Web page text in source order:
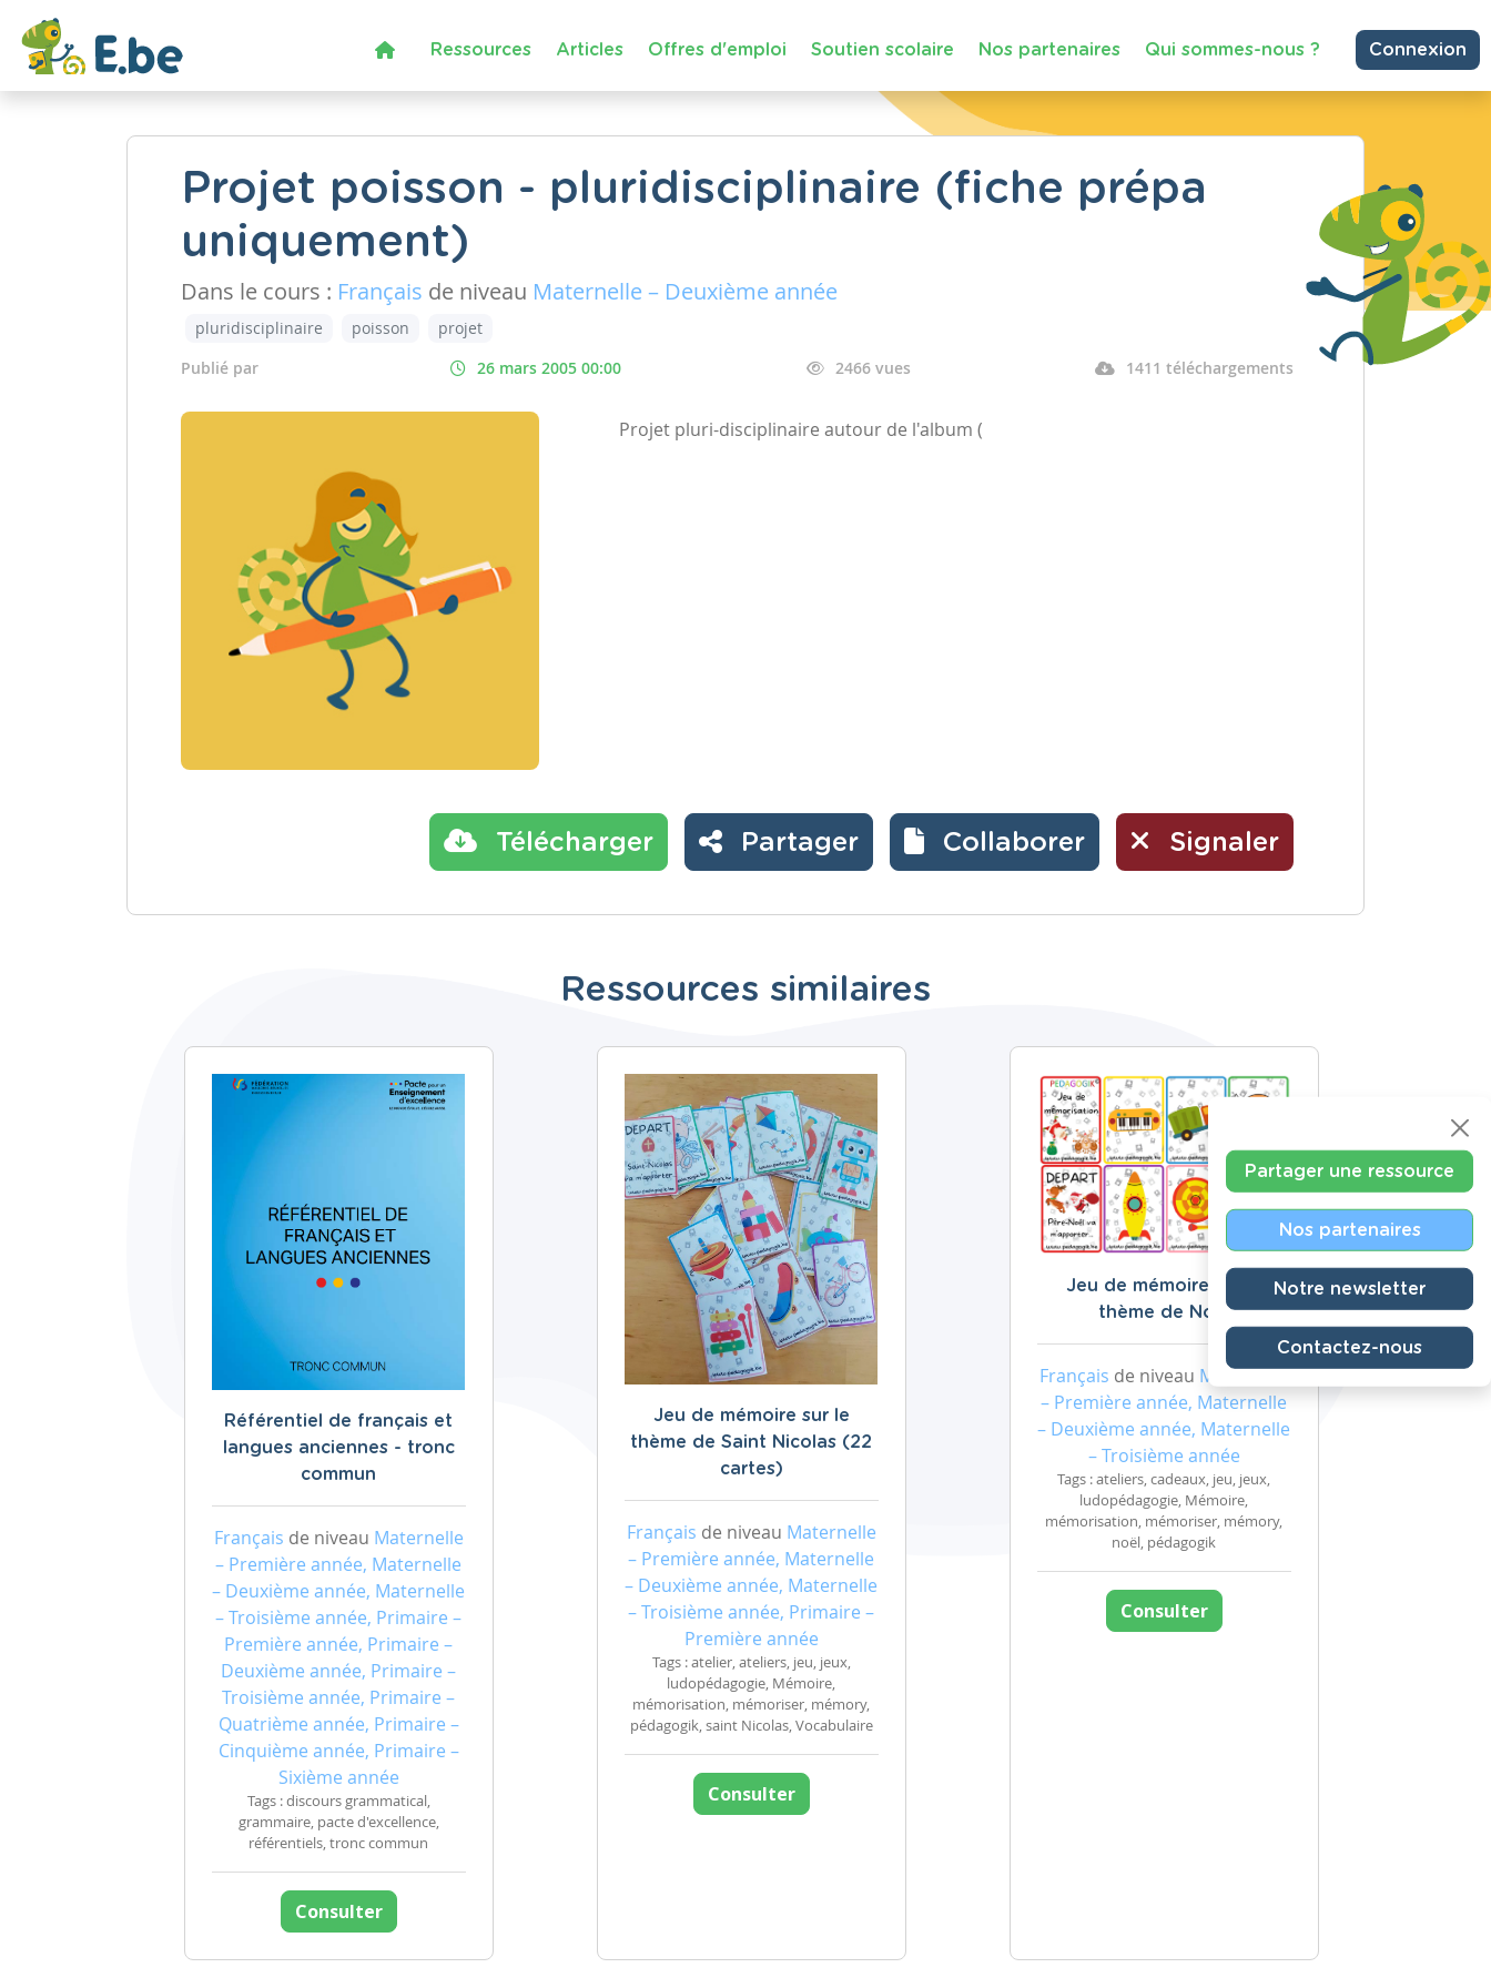
Ressources Articles Offres d'emploi Soutien scolaire Nos partenaires Qui sommes-nous ? Connexion
Projet poisson - pluridisciplinaire (fiche prépa
uniquement)
Dans le cours : Français de niveau Maternelle – Deuxième année
pluridisciplinaire poisson
projet
Publié par
26 mars 2005 00:00 2466 vues 1411 téléchargements
Projet pluri-disciplinaire autour de l'album (
Télécharger Partager Collaborer Signaler
Ressources similaires
Référentiel de français et
langues anciennes - tronc
commun
Français de niveau Maternelle
– Première année, Maternelle
– Deuxième année, Maternelle
– Troisième année, Primaire –
Première année, Primaire –
Deuxième année, Primaire –
Troisième année, Primaire –
Quatrième année, Primaire –
Cinquième année, Primaire –
Sixième année
Tags : discours grammatical,
grammaire, pacte d'excellence,
référentiels, tronc commun
Consulter
Jeu de mémoire sur le
thème de Saint Nicolas (22
cartes)
Français de niveau Maternelle
– Première année, Maternelle
– Deuxième année, Maternelle
– Troisième année, Primaire –
Première année
Tags : atelier, ateliers, jeu, jeux,
ludopédagogie, Mémoire,
mémorisation, mémoriser, mémory,
pédagogik, saint Nicolas, Vocabulaire
Consulter
Jeu de mémoire sur le
thème de Noël
Français de niveau Maternelle
– Première année, Maternelle
– Deuxième année, Maternelle
– Troisième année
Tags : ateliers, cadeaux, jeu, jeux,
ludopédagogie, Mémoire,
mémorisation, mémoriser, mémory,
noël, pédagogik
Consulter
Partager une ressource
Nos partenaires
Notre newsletter
Contactez-nous